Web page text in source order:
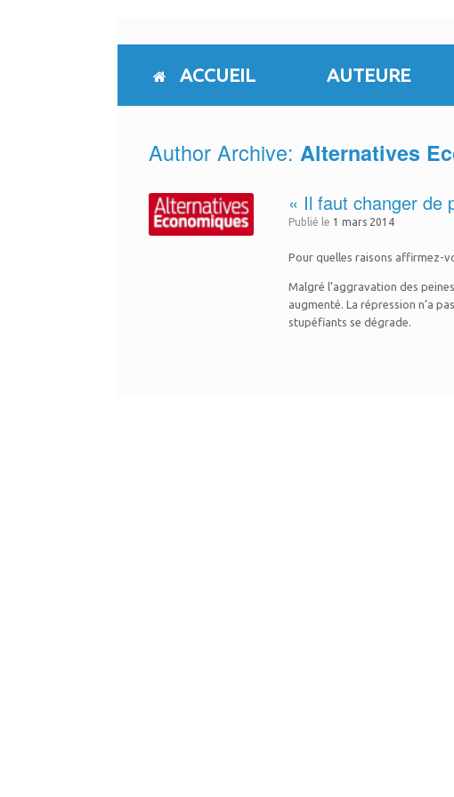
to
ACCUEIL AUTEURE
Author Archive: Alternatives
« Il faut changer de
Publié le 1 mars 2014
Pour quelles raisons affirmez-
Malgré l’aggravation des
augmenté. La répression n’a
stupéfiants se dégrade.